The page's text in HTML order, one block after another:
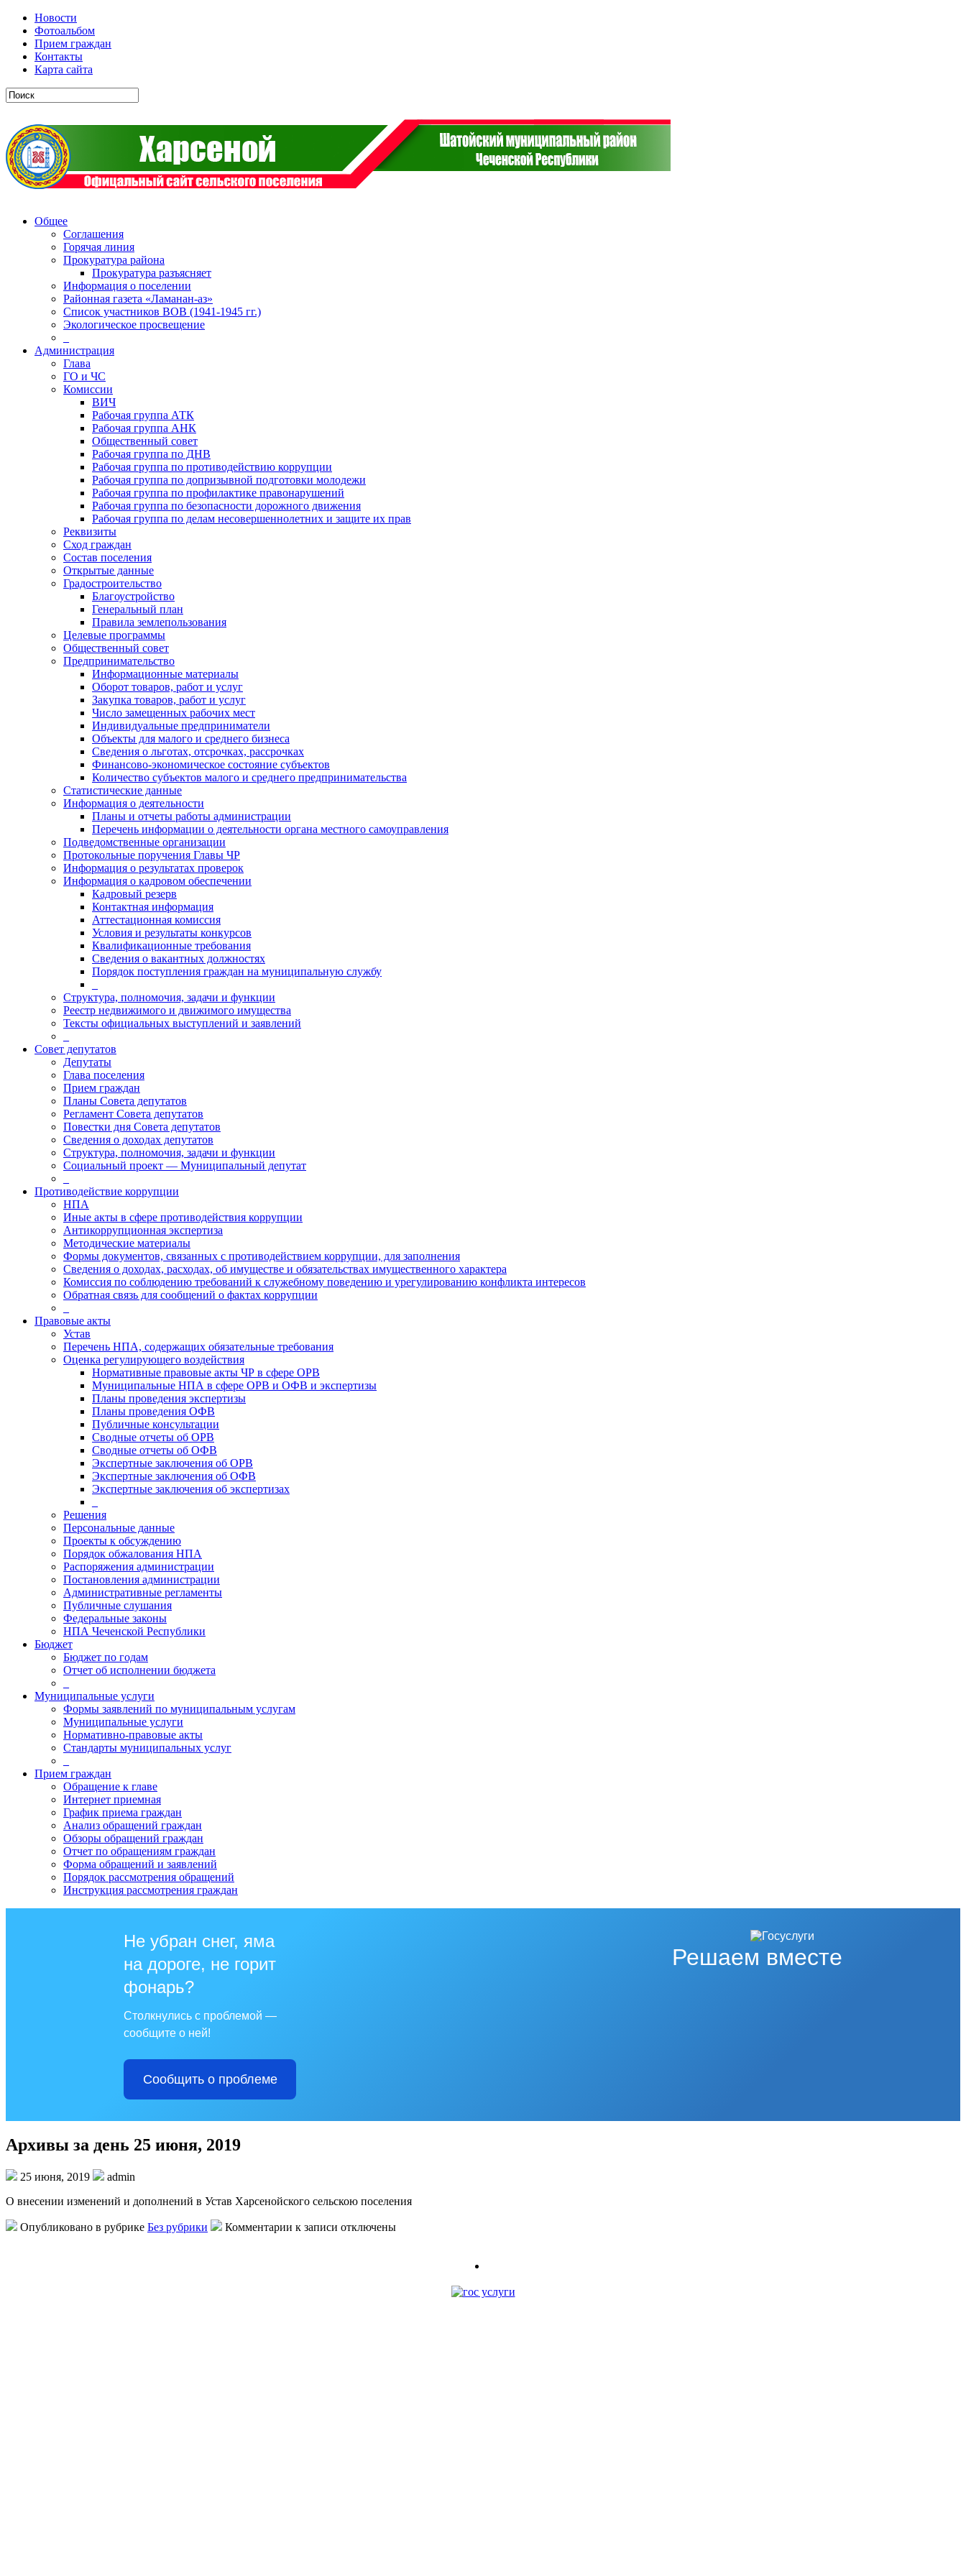
Новости
Фотоальбом
Прием граждан
Контакты
Карта сайта
Общее
Соглашения
Горячая линия
Прокуратура района
Прокуратура разъясняет
Информация о поселении
Районная газета «Ламанан-аз»
Список участников ВОВ (1941-1945 гг.)
Экологическое просвещение
Администрация
Глава
ГО и ЧС
Комиссии
ВИЧ
Рабочая группа АТК
Рабочая группа АНК
Общественный совет
Рабочая группа по ДНВ
Рабочая группа по противодействию коррупции
Рабочая группа по допризывной подготовки молодежи
Рабочая группа по профилактике правонарушений
Рабочая группа по безопасности дорожного движения
Рабочая группа по делам несовершеннолетних и защите их прав
Реквизиты
Сход граждан
Состав поселения
Открытые данные
Градостроительство
Благоустройство
Генеральный план
Правила землепользования
Целевые программы
Общественный совет
Предпринимательство
Информационные материалы
Оборот товаров, работ и услуг
Закупка товаров, работ и услуг
Число замещенных рабочих мест
Индивидуальные предприниматели
Объекты для малого и среднего бизнеса
Сведения о льготах, отсрочках, рассрочках
Финансово-экономическое состояние субъектов
Количество субъектов малого и среднего предпринимательства
Статистические данные
Информация о деятельности
Планы и отчеты работы администрации
Перечень информации о деятельности органа местного самоуправления
Подведомственные организации
Протокольные поручения Главы ЧР
Информация о результатах проверок
Информация о кадровом обеспечении
Кадровый резерв
Контактная информация
Аттестационная комиссия
Условия и результаты конкурсов
Квалификационные требования
Сведения о вакантных должностях
Порядок поступления граждан на муниципальную службу
Структура, полномочия, задачи и функции
Реестр недвижимого и движимого имущества
Тексты официальных выступлений и заявлений
Совет депутатов
Депутаты
Глава поселения
Прием граждан
Планы Совета депутатов
Регламент Совета депутатов
Повестки дня Совета депутатов
Сведения о доходах депутатов
Структура, полномочия, задачи и функции
Социальный проект — Муниципальный депутат
Противодействие коррупции
НПА
Иные акты в сфере противодействия коррупции
Антикоррупционная экспертиза
Методические материалы
Формы документов, связанных с противодействием коррупции, для заполнения
Сведения о доходах, расходах, об имуществе и обязательствах имущественного характера
Комиссия по соблюдению требований к служебному поведению и урегулированию конфликта интересов
Обратная связь для сообщений о фактах коррупции
Правовые акты
Устав
Перечень НПА, содержащих обязательные требования
Оценка регулирующего воздействия
Нормативные правовые акты ЧР в сфере ОРВ
Муниципальные НПА в сфере ОРВ и ОФВ и экспертизы
Планы проведения экспертизы
Планы проведения ОФВ
Публичные консультации
Сводные отчеты об ОРВ
Сводные отчеты об ОФВ
Экспертные заключения об ОРВ
Экспертные заключения об ОФВ
Экспертные заключения об экспертизах
Решения
Персональные данные
Проекты к обсуждению
Порядок обжалования НПА
Распоряжения администрации
Постановления администрации
Административные регламенты
Публичные слушания
Федеральные законы
НПА Чеченской Республики
Бюджет
Бюджет по годам
Отчет об исполнении бюджета
Муниципальные услуги
Формы заявлений по муниципальным услугам
Муниципальные услуги
Нормативно-правовые акты
Стандарты муниципальных услуг
Прием граждан
Обращение к главе
Интернет приемная
График приема граждан
Анализ обращений граждан
Обзоры обращений граждан
Отчет по обращениям граждан
Форма обращений и заявлений
Порядок рассмотрения обращений
Инструкция рассмотрения граждан
Решаем вместе
Не убран снег, яма
на дороге, не горит
фонарь?
Столкнулись с проблемой —
сообщите о ней!
Сообщить о проблеме
Архивы за день 25 июня, 2019
25 июня, 2019
admin
О внесении изменений и дополнений в Устав Харсенойского сельскою поселения
Опубликовано в рубрике Без рубрики Комментарии к записи отключены